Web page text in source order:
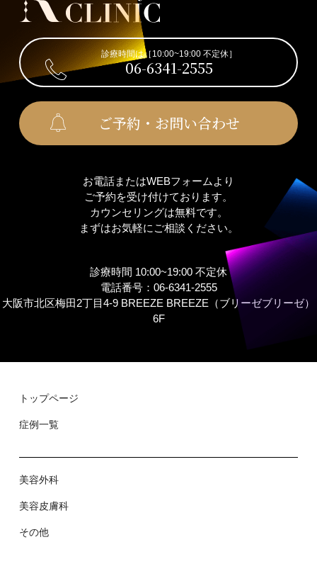
診療時間は［10:00~19:00 不定休］
06-6341-2555
ご予約・お問い合わせ
お電話またはWEBフォームより
ご予約を受け付けております。
カウンセリングは無料です。
まずはお気軽にご相談ください。
診療時間 10:00~19:00 不定休
電話番号：06-6341-2555
大阪市北区梅田2丁目4-9 BREEZE BREEZE（ブリーゼブリーゼ）
6F
トップページ
症例⼀覧
美容外科
美容⽪膚科
その他